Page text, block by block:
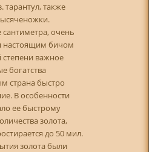
тарантул, также
очень
настоящим бичом
важное
богатства
страна быстро
В особенности
ее быстрому
золота,
до 50 мил.
золота были